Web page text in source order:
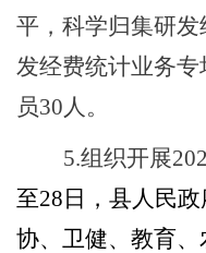
平，科学归集研发
发经费统计业务专
员30 人。
5.组织开展
至28日，县人民政
协、卫健、教育